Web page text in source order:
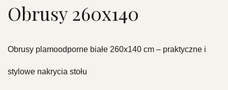
Obrusy 260x140
Obrusy plamoodporne białe 260x140 cm – praktyczne i
stylowe nakrycia stołu